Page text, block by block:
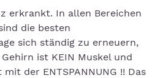
erkrankt. In allen Bereichen
die besten
sich ständig zu erneuern,
ist KEIN Muskel und
der ENTSPANNUNG !! Das